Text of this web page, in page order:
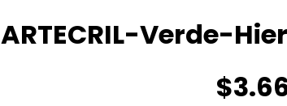
ARTECRIL-Verde-
$